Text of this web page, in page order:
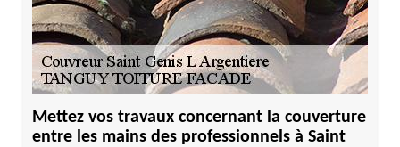
Mettez vos travaux concernant la couverture
entre les mains des professionnels à Saint